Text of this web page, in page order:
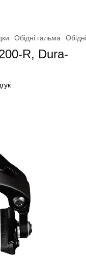
Обідні гальма
R, Dura-